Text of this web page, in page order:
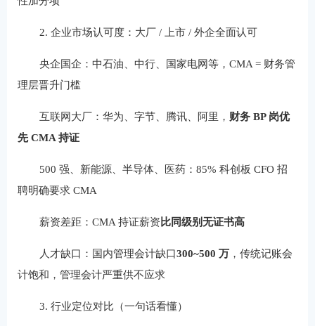
2. 企业市场认可度：大厂 / 上市 / 外企全面认可
央企国企：中石油、中行、国家电网等，CMA = 财务管
理层晋升门槛
互联网大厂：华为、字节、腾讯、阿里， 财务 BP 岗优
先 CMA 持证
500 强、新能源、半导体、医药：85% 科创板 CFO 招
聘明确要求 CMA
薪资差距：CMA 持证薪资 比同级别无证书高
人才缺口：国内管理会计缺口300~500 万，传统记账会
计饱和，管理会计严重供不应求
3. 行业定位对比（一句话看懂）